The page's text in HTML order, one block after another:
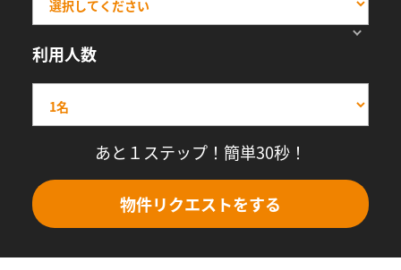
利用人数
あと１ステップ！簡単30秒！
物件リクエストをする